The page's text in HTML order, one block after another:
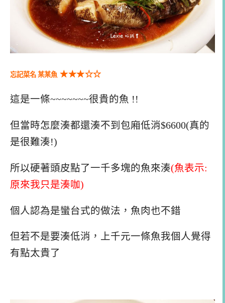
忘記菜名 某某魚 ★★★☆☆
這是一條~~~~~~~很貴的魚 !!
但當時怎麼湊都還湊不到包廂低消$6600(真的
是很難湊!)
所以硬著頭皮點了一千多塊的魚來湊(魚表示:
原來我只是湊咖)
個人認為是蠻台式的做法，魚肉也不錯
但若不是要湊低消，上千元一條魚我個人覺得
有點太貴了